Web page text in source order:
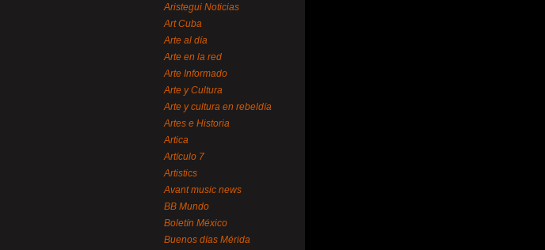
Aristegui Noticias
Art Cuba
Arte al día
Arte en la red
Arte Informado
Arte y Cultura
Arte y cultura en rebeldía
Artes e Historia
Artica
Artículo 7
Artistics
Avant music news
BB Mundo
Boletín México
Buenos días Mérida